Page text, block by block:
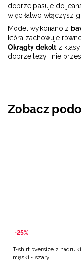
dobrze pasuje do
więc łatwo włączysz
Model wykonano z
która zachowuje
Okrągły dekoltz
dobrze leży i nie
Zobacz
-25%
T-shirt oversize z
męski - szary